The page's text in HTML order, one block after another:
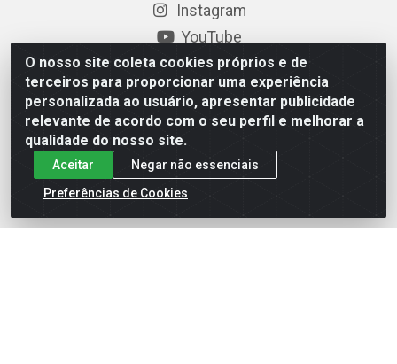
O nosso site coleta cookies próprios e de
terceiros para proporcionar uma experiência
personalizada ao usuário, apresentar publicidade
relevante de acordo com o seu perfil e melhorar a
qualidade do nosso site.
Aceitar
Negar não essenciais
Preferências de Cookies
Instagram
YouTube
Formas de Pagamento
Baixe nosso APP